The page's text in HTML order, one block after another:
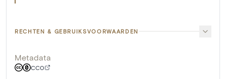
RECHTEN & GEBRUIKSVOORWAARDEN
Metadata
CC0